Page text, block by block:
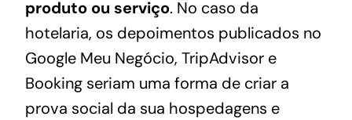
produto ou serviço. No caso da
hotelaria, os depoimentos publicados no
Google Meu Negócio, TripAdvisor e
Booking seriam uma forma de criar a
prova social da sua hospedagens e